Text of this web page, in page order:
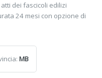
dei fascicoli edilizi
24 mesi con opzione di
MB